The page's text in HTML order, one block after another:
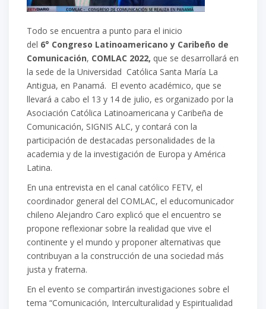
Todo se encuentra a punto para el inicio
del 6° Congreso Latinoamericano y Caribeño de
Comunicación, COMLAC 2022, que se desarrollará en
la sede de la Universidad Católica Santa María La
Antigua, en Panamá. El evento académico, que se
llevará a cabo el 13 y 14 de julio, es organizado por la
Asociación Católica Latinoamericana y Caribeña de
Comunicación, SIGNIS ALC, y contará con la
participación de destacadas personalidades de la
academia y de la investigación de Europa y América
Latina.
En una entrevista en el canal católico FETV, el
coordinador general del COMLAC, el educomunicador
chileno Alejandro Caro explicó que el encuentro se
propone reflexionar sobre la realidad que vive el
continente y el mundo y proponer alternativas que
contribuyan a la construcción de una sociedad más
justa y fraterna.
En el evento se compartirán investigaciones sobre el
tema “Comunicación, Interculturalidad y Espiritualidad